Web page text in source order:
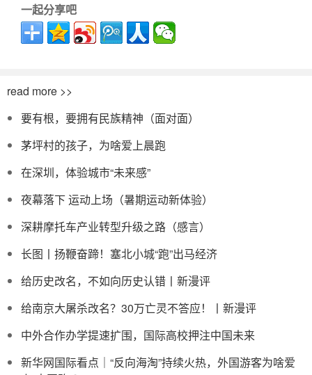
一起分享吧
read more >>
要有根，要拥有民族精神（面对面）
茅坪村的孩子，为啥爱上晨跑
在深圳，体验城市“未来感”
夜幕落下 运动上场（暑期运动新体验）
深耕摩托车产业转型升级之路（感言）
长图丨扬鞭奋蹄！塞北小城“跑”出马经济
给历史改名，不如向历史认错丨新漫评
给南京大屠杀改名？30万亡灵不答应！丨新漫评
中外合作办学提速扩围，国际高校押注中国未来
新华网国际看点｜“反向海淘”持续火热，外国游客为啥爱